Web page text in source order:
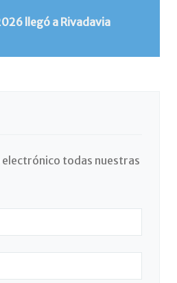
llegó a Rivadavia
electrónico todas nuestras